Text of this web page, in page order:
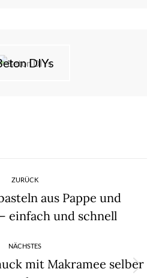
DIYs
ZURÜCK
Vorheriger
Beitrag:
aus Pappe und
einfach und schnell
NÄCHSTES
Nächster
mit Makramee selber